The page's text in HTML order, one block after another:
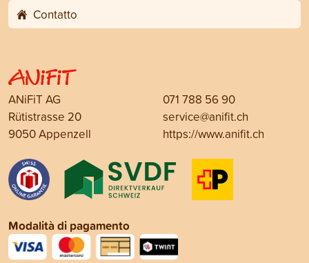
Contatto
ANiFiT AG
Rütistrasse 20
9050 Appenzell
071 788 56 90
service@anifit.ch
https://www.anifit.ch
Modalità di pagamento